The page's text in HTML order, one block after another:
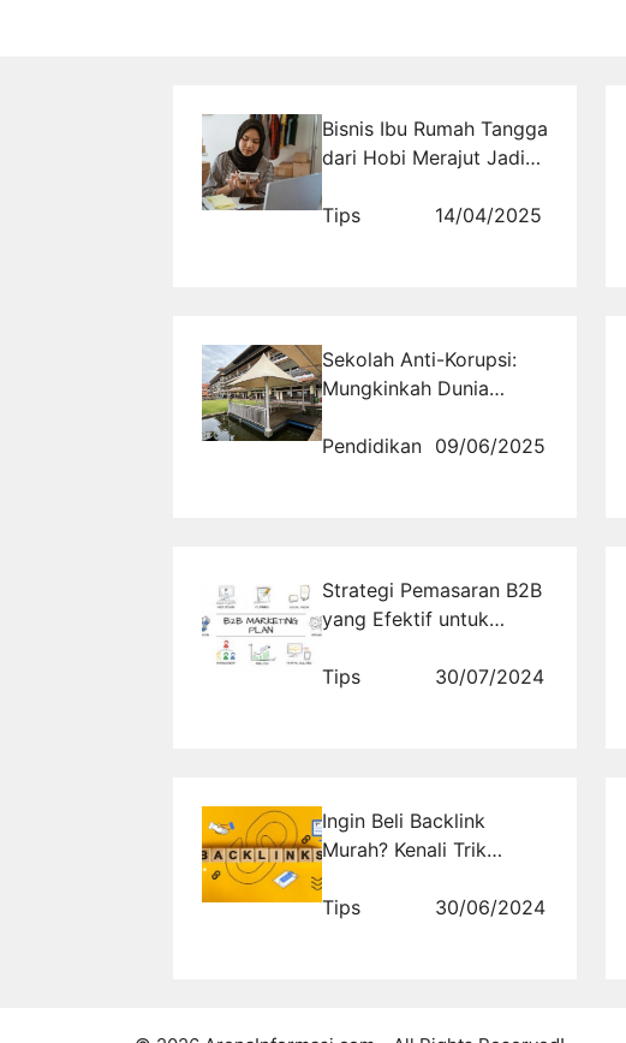
Bisnis Ibu Rumah Tangga
dari Hobi Merajut Jadi
Tips
14/04/2025
Sekolah Anti-Korupsi:
Mungkinkah Dunia
Skandal Triliunan?
Pendidikan 09/06/2025
Strategi Pemasaran B2B
yang Efektif untuk
Tips
30/07/2024
Ingin Beli Backlink
Murah? Kenali Trik
Tips
30/06/2024